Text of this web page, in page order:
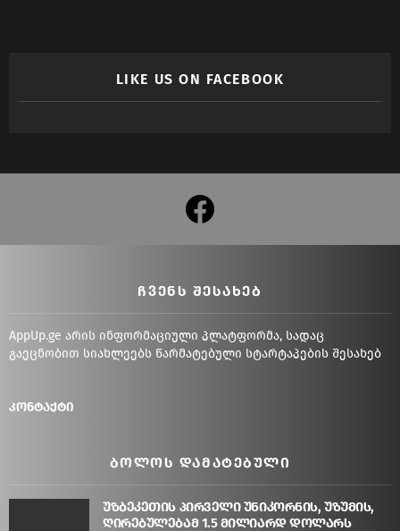
LIKE US ON FACEBOOK
facebook
ᲩᲕᲔᲜᲡ ᲨᲔᲡᲐᲮᲔᲑ
AppUp.ge არის ინფორმაციული პლატფორმა, სადაც
გაეცნობით სიახლეებს წარმატებული სტარტაპების შესახებ
კონტაქტი
ᲑᲝᲚᲝᲡ ᲓᲐᲛᲐᲢᲔᲑᲣᲚᲘ
უზბეკეთის პირველი უნიკორნის, უზუმის,
ღირებულებამ 1.5 მილიარდ დოლარს